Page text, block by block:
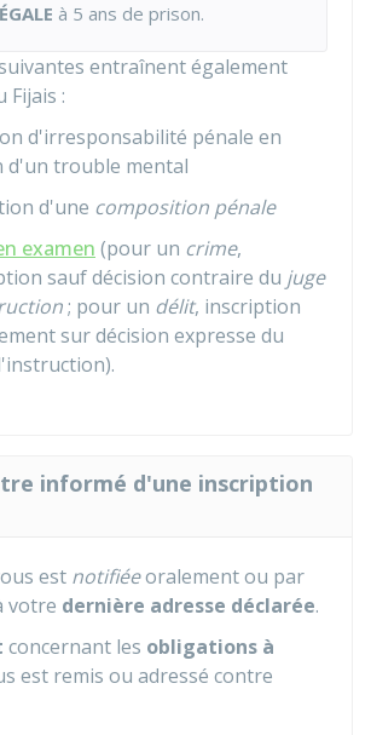
ÉGALE à 5 ans de prison.
entraînent également
Fijais :
d'irresponsabilité pénale en
d'un trouble mental
d'une composition pénale
examen (pour un crime,
sauf décision contraire du juge
; pour un délit, inscription
sur décision expresse du
informé d'une inscription
est notifiéeoralement ou par
votre dernière adresse déclarée.
concernant les obligations à
est remis ou adressé contre